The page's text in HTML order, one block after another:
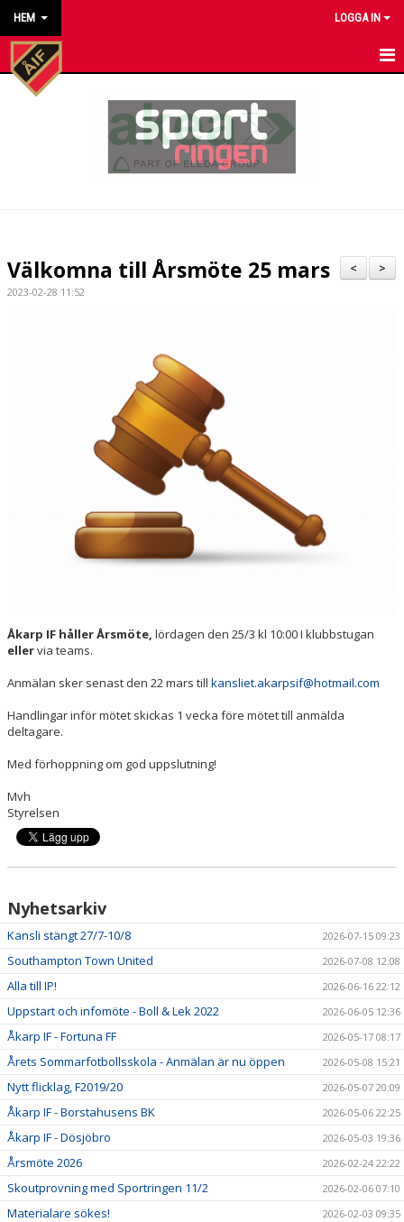
HEM LOGGA IN
HEM
KONTAKT ÅKARP IF
BESTÄLL VÅRA KLUBBKLÄDER
>
<
Välkomna till Årsmöte 25 mars
2023-02-28 11:52
Åkarp IF håller Årsmöte, lördagen den 25/3 kl 10:00 I klubbstugan
ellervia teams.
Anmälan sker senast den 22 mars till kansliet.akarpsif@hotmail.com
Handlingar inför mötet skickas 1 vecka före mötet till anmälda
deltagare.
Med förhoppning om god uppslutning!
Mvh
Styrelsen
Nyhetsarkiv
Kansli stängt 27/7-10/8 2026-07-15 09:23
Southampton Town United 2026-07-08 12:08
Alla till IP! 2026-06-16 22:12
Uppstart och infomöte - Boll & Lek 2022 2026-06-05 12:36
Åkarp IF - Fortuna FF 2026-05-17 08:17
Årets Sommarfotbollsskola - Anmälan är nu öppen 2026-05-08 15:21
Nytt flicklag, F2019/20 2026-05-07 20:09
Åkarp IF - Borstahusens BK 2026-05-06 22:25
Åkarp IF - Dösjöbro 2026-05-03 19:36
Årsmöte 2026 2026-02-24 22:22
Skoutprovning med Sportringen 11/2 2026-02-06 07:10
Materialare sökes! 2026-02-03 09:35